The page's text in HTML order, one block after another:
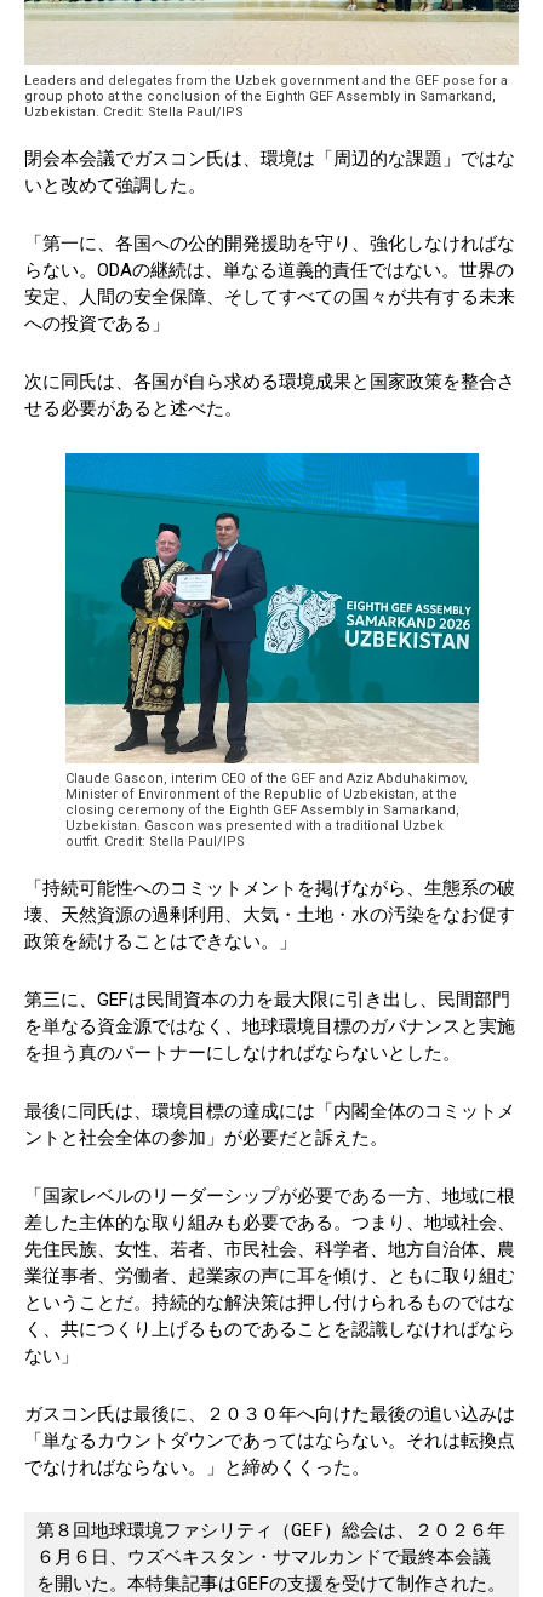
Leaders and delegates from the Uzbek government and the GEF pose for a
group photo at the conclusion of the Eighth GEF Assembly in Samarkand,
Uzbekistan. Credit: Stella Paul/IPS
閉会本会議でガスコン氏は、環境は「周辺的な課題」ではな
いと改めて強調した。
「第一に、各国への公的開発援助を守り、強化しなければな
らない。ODAの継続は、単なる道義的責任ではない。世界の
安定、人間の安全保障、そしてすべての国々が共有する未来
への投資である」
次に同氏は、各国が自ら求める環境成果と国家政策を整合さ
せる必要があると述べた。
Claude Gascon, interim CEO of the GEF and Aziz Abduhakimov,
Minister of Environment of the Republic of Uzbekistan, at the
closing ceremony of the Eighth GEF Assembly in Samarkand,
Uzbekistan. Gascon was presented with a traditional Uzbek
outfit. Credit: Stella Paul/IPS
「持続可能性へのコミットメントを掲げながら、生態系の破
壊、天然資源の過剰利用、大気・土地・水の汚染をなお促す
政策を続けることはできない。」
第三に、GEFは民間資本の力を最大限に引き出し、民間部門
を単なる資金源ではなく、地球環境目標のガバナンスと実施
を担う真のパートナーにしなければならないとした。
最後に同氏は、環境目標の達成には「内閣全体のコミットメ
ントと社会全体の参加」が必要だと訴えた。
「国家レベルのリーダーシップが必要である一方、地域に根
差した主体的な取り組みも必要である。つまり、地域社会、
先住民族、女性、若者、市民社会、科学者、地方自治体、農
業従事者、労働者、起業家の声に耳を傾け、ともに取り組む
ということだ。持続的な解決策は押し付けられるものではな
く、共につくり上げるものであることを認識しなければなら
ない」
ガスコン氏は最後に、２０３０年へ向けた最後の追い込みは
「単なるカウントダウンであってはならない。それは転換点
でなければならない。」と締めくくった。
第８回地球環境ファシリティ（GEF）総会は、２０２６年
６月６日、ウズベキスタン・サマルカンドで最終本会議
を開いた。本特集記事はGEFの支援を受けて制作された。